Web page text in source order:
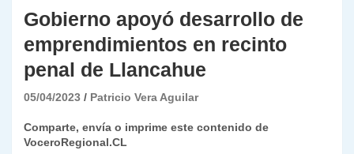
Gobierno apoyó desarrollo de
emprendimientos en recinto
penal de Llancahue
05/04/2023 Patricio Vera Aguilar
Comparte, envía o imprime este contenido de
VoceroRegional.CL